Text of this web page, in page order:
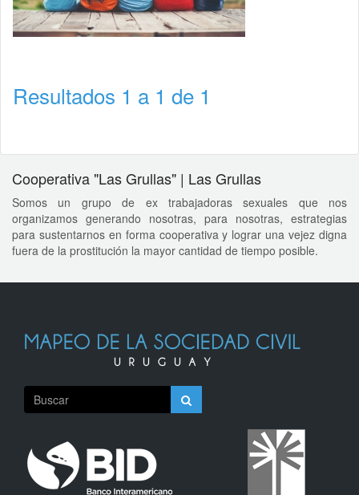
Resultados 1 a 1 de 1
Cooperativa "Las Grullas" | Las Grullas
Somos un grupo de ex trabajadoras sexuales que nos
organizamos generando nosotras, para nosotras, estrategias
para sustentarnos en forma cooperativa y lograr una vejez digna
fuera de la prostitución la mayor cantidad de tiempo posible.